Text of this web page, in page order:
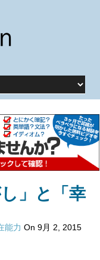
」と「幸
能力 On 9月 2, 2015